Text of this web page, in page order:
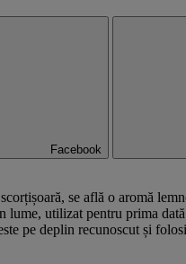
Facebook
se află o aromă
lume, utilizat pentru prima
pe deplin recunoscut și